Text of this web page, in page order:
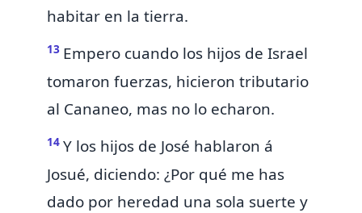
habitar en la tierra.
13 Empero cuando los hijos de Israel
tomaron fuerzas, hicieron tributario
al Cananeo, mas no lo echaron.
14 Y los hijos de José hablaron á
Josué, diciendo: ¿Por qué me has
dado por heredad una sola suerte y